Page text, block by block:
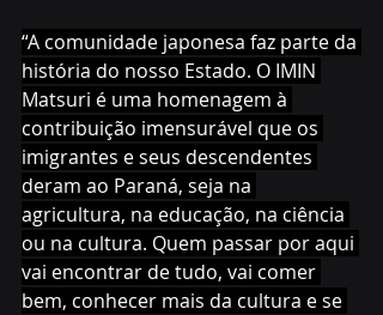
“A comunidade japonesa faz parte da
história do nosso Estado. O IMIN
Matsuri é uma homenagem à
contribuição imensurável que os
imigrantes e seus descendentes
deram ao Paraná, seja na
agricultura, na educação, na ciência
ou na cultura. Quem passar por aqui
vai encontrar de tudo, vai comer
bem, conhecer mais da cultura e se